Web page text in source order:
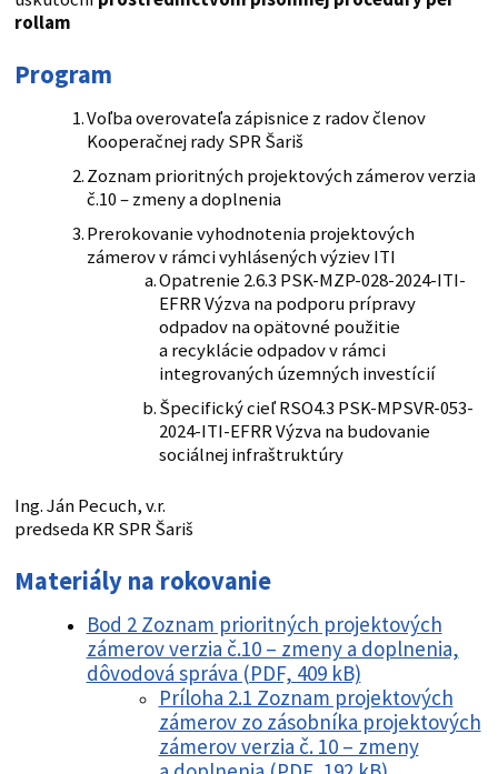
rollam
Program
Voľba overovateľa zápisnice z radov členov
Kooperačnej rady SPR Šariš
Zoznam prioritných projektových zámerov verzia
č.10 – zmeny a doplnenia
Prerokovanie vyhodnotenia projektových
zámerov v rámci vyhlásených výziev ITI
Opatrenie 2.6.3 PSK-MZP-028-2024-ITI-
EFRR Výzva na podporu prípravy
odpadov na opätovné použitie
a recyklácie odpadov v rámci
integrovaných územných investícií
Špecifický cieľ RSO4.3 PSK-MPSVR-053-
2024-ITI-EFRR Výzva na budovanie
sociálnej infraštruktúry
Ing. Ján Pecuch, v.r.
predseda KR SPR Šariš
Materiály na rokovanie
Bod 2 Zoznam prioritných projektových
zámerov verzia č.10 – zmeny a doplnenia,
dôvodová správa (PDF, 409 kB)
Príloha 2.1 Zoznam projektových
zámerov zo zásobníka projektových
zámerov verzia č. 10 – zmeny